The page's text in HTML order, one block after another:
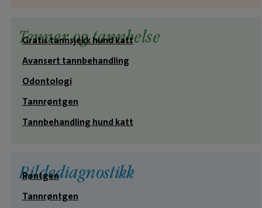
Tenner og tannhelse
Gratis tannsjekk hund katt
Avansert tannbehandling
Odontologi
Tannrøntgen
Tannbehandling hund katt
Bildediagnostikk
Røntgen
Tannrøntgen